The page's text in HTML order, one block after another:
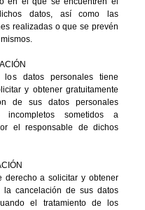
datos, así como las
realizadas o que se prevén
datos personales tiene
y obtener gratuitamente
de sus datos personales
incompletos sometidos a
el responsable de dichos
derecho a solicitar y obtener
la cancelación de sus datos
el tratamiento de los